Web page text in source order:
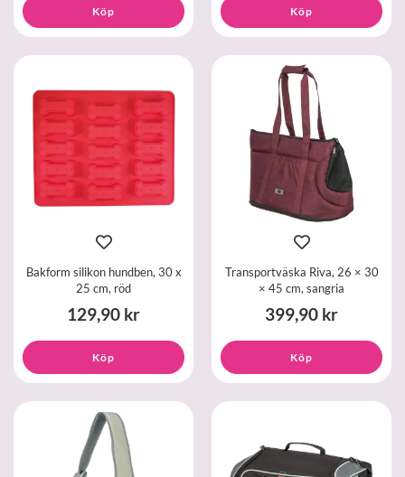
Köp Köp
Bakform silikon hundben, 30 x
25 cm, röd
129,90 kr
Köp
Transportväska Riva, 26 × 30
× 45 cm, sangria
399,90 kr
Köp